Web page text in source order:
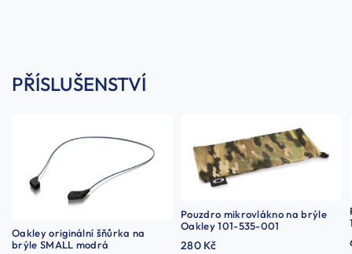
PŘÍSLUŠENSTVÍ
Oakley originální šňůrka na
brýle SMALL modrá
Pouzdro mikrovlákno na brýle
Oakley 101-535-001
280 Kč